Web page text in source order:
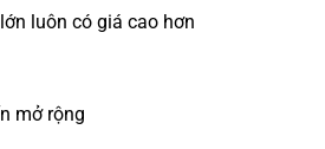
luôn có giá cao hơn
mở rộng